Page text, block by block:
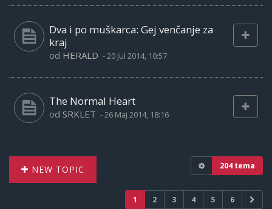
Dva i po muškarca: Gej venčanje za
kraj
od HERALD -20 Jul 2014, 10:57
The Normal Heart
od SRKLET -26 Maj 2014, 18:16
NEW TOPIC 204 tema
1 2 3 4 5 6